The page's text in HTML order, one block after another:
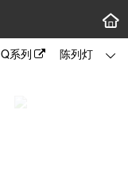
Q系列 陈列灯 拼